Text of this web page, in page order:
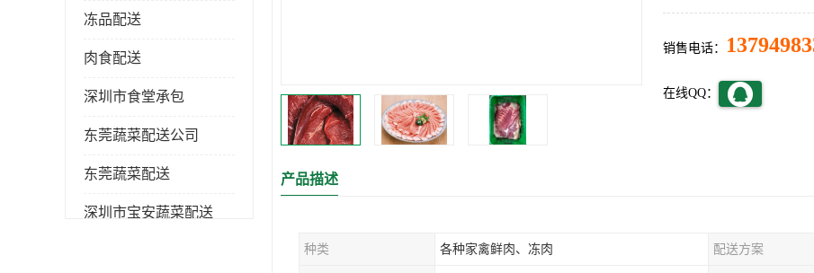
冻品配送
肉食配送
深圳市食堂承包
东莞蔬菜配送公司
东莞蔬菜配送
深圳市宝安蔬菜配送
销售电话：
在线QQ：
产品描述
种类 各种家禽鲜肉、冻肉 配送方案